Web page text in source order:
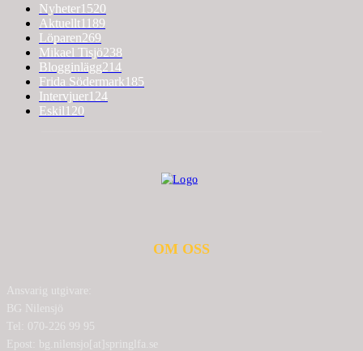
Nyheter1520
Aktuellt1189
Löparen269
Mikael Tisjö238
Blogginlägg214
Frida Södermark185
Intervjuer124
Eskil120
OM OSS
Ansvarig utgivare:
BG Nilensjö
Tel: 070-226 99 95
Epost: bg.nilensjo[at]springlfa.se